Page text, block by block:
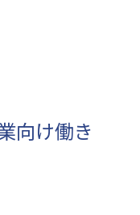
向け働き